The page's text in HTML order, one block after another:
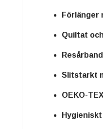
Förlänger
Quiltat
Slitstarkt
OEKO-